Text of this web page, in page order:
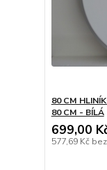
80 CM
80 CM - BÍLÁ
699,00
577,69 Kč